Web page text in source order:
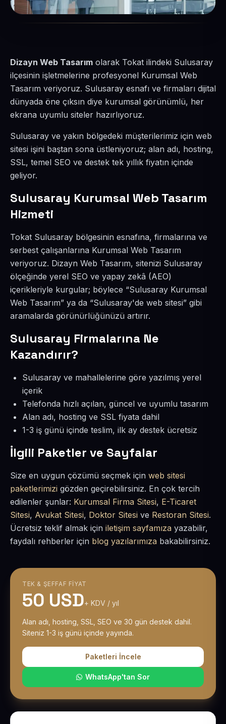
Dizayn Web Tasarım olarak Tokat ilindeki Sulusaray
ilçesinin işletmelerine profesyonel Kurumsal Web
Tasarım veriyoruz. Sulusaray esnafı ve firmaları dijital
dünyada öne çıksın diye kurumsal görünümlü, her
ekrana uyumlu siteler hazırlıyoruz.
Sulusaray ve yakın bölgedeki müşterilerimiz için web
sitesi işini baştan sona üstleniyoruz; alan adı, hosting,
SSL, temel SEO ve destek tek yıllık fiyatın içinde
geliyor.
Sulusaray Kurumsal Web Tasarım
Hizmeti
Tokat Sulusaray bölgesinin esnafına, firmalarına ve
serbest çalışanlarına Kurumsal Web Tasarım
veriyoruz. Dizayn Web Tasarım, sitenizi Sulusaray
ölçeğinde yerel SEO ve yapay zekâ (AEO)
içerikleriyle kurgular; böylece “Sulusaray Kurumsal
Web Tasarım” ya da “Sulusaray'de web sitesi” gibi
aramalarda görünürlüğünüzü artırır.
Sulusaray Firmalarına Ne
Kazandırır?
Sulusaray ve mahallelerine göre yazılmış yerel
içerik
Telefonda hızlı açılan, güncel ve uyumlu tasarım
Alan adı, hosting ve SSL fiyata dahil
1-3 iş günü içinde teslim, ilk ay destek ücretsiz
İlgili Paketler ve Sayfalar
Size en uygun çözümü seçmek için web sitesi
paketlerimizi gözden geçirebilirsiniz. En çok tercih
edilenler şunlar: Kurumsal Firma Sitesi, E-Ticaret
Sitesi, Avukat Sitesi, Doktor Sitesi ve Restoran Sitesi.
Ücretsiz teklif almak için iletişim sayfamıza yazabilir,
faydalı rehberler için blog yazılarımıza bakabilirsiniz.
TEK & ŞEFFAF FIYAT
50 USD+ KDV / yıl
Alan adı, hosting, SSL, SEO ve 30 gün destek dahil.
Siteniz 1-3 iş günü içinde yayında.
Paketleri İncele
WhatsApp'tan Sor